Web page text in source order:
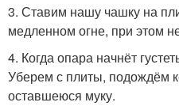
3. Ставим нашу чашку на
медленном огне, при этом
4. Когда опара начнёт
Уберем с плиты, подождём
оставшеюся муку.